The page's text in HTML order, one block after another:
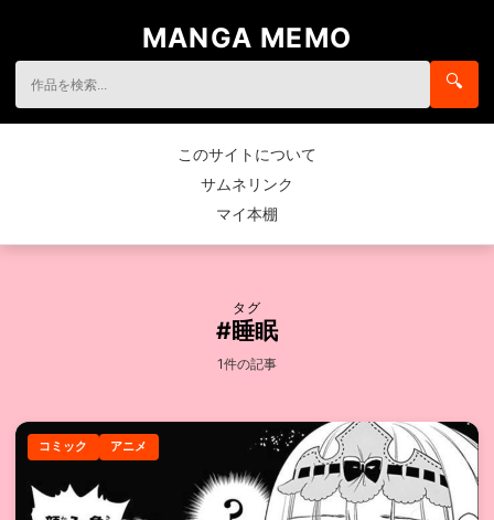
MANGA MEMO
🔍
このサイトについて
サムネリンク
マイ本棚
タグ
#睡眠
1件の記事
コミック アニメ